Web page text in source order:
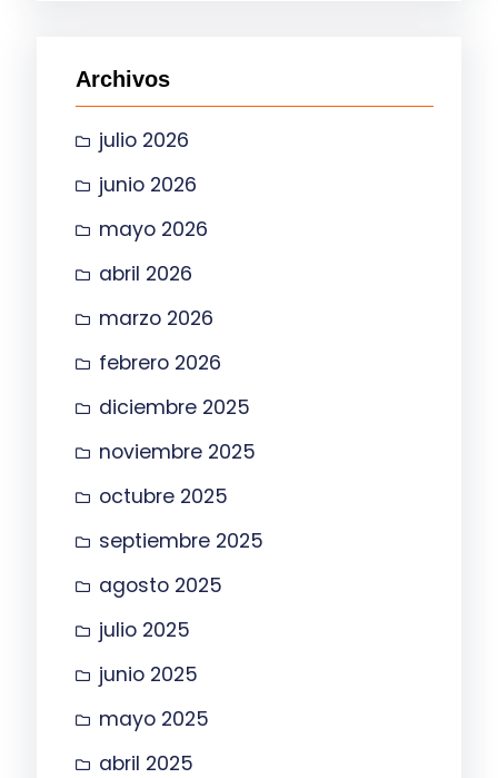
a
Archivos
julio 2026
junio 2026
mayo 2026
abril 2026
marzo 2026
febrero 2026
diciembre 2025
noviembre 2025
octubre 2025
septiembre 2025
agosto 2025
julio 2025
junio 2025
mayo 2025
abril 2025